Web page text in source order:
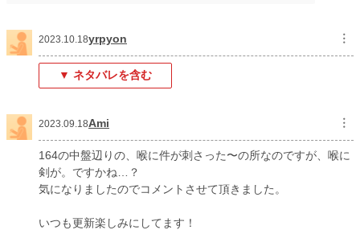
2023.10.18yrpyon ︙
▼ ネタバレを含む
2023.09.18Ami ︙
164の中盤辺りの、喉に件が刺さった〜の所なのですが、喉に
剣が。ですかね…？
気になりましたのでコメントさせて頂きました。
いつも更新楽しみにしてます！